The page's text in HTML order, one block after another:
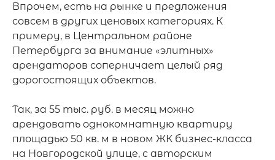
Впрочем, есть на рынке и предложения
совсем в других ценовых категориях. К
примеру, в Центральном районе
Петербурга за внимание «элитных»
арендаторов соперничает целый ряд
дорогостоящих объектов.
Так, за 55 тыс. руб. в месяц можно
арендовать однокомнатную квартиру
площадью 50 кв. м в новом ЖК бизнес-класса
на Новгородской улице, с авторским